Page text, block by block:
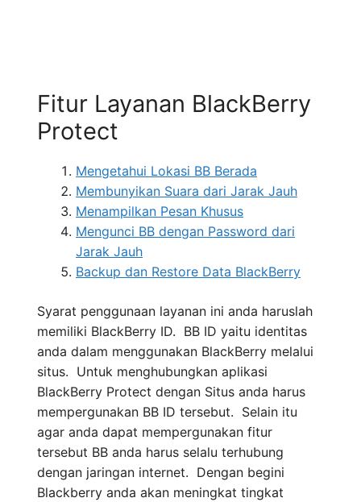
Fitur Layanan BlackBerry
Protect
Mengetahui Lokasi BB Berada
Membunyikan Suara dari Jarak Jauh
Menampilkan Pesan Khusus
Mengunci BB dengan Password dari
Jarak Jauh
Backup dan Restore Data BlackBerry
Syarat penggunaan layanan ini anda haruslah
memiliki BlackBerry ID. BB ID yaitu identitas
anda dalam menggunakan BlackBerry melalui
situs. Untuk menghubungkan aplikasi
BlackBerry Protect dengan Situs anda harus
mempergunakan BB ID tersebut. Selain itu
agar anda dapat mempergunakan fitur
tersebut BB anda harus selalu terhubung
dengan jaringan internet. Dengan begini
Blackberry anda akan meningkat tingkat